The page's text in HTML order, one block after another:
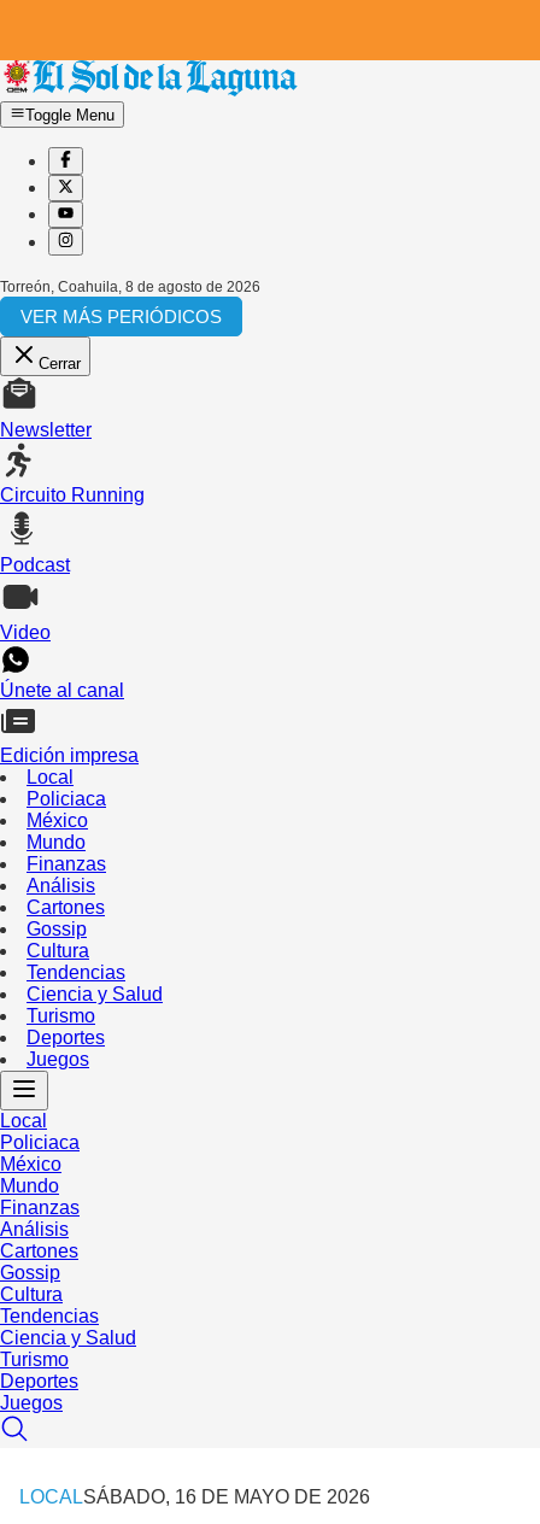
Toggle Menu
Torreón, Coahuila 8 de agosto de 2026
VER MÁS PERIÓDICOS
Cerrar
Newsletter
Circuito Running
Podcast
Video
Únete al canal
Edición impresa
Local
Policiaca
México
Mundo
Finanzas
Análisis
Cartones
Gossip
Cultura
Tendencias
Ciencia y Salud
Turismo
Deportes
Juegos
Local
Policiaca
México
Mundo
Finanzas
Análisis
Cartones
Gossip
Cultura
Tendencias
Ciencia y Salud
Turismo
Deportes
Juegos
LOCALSÁBADO, 16 DE MAYO DE 2026